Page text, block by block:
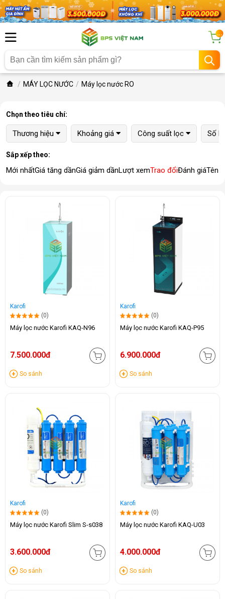
...
MÁY LỌC NƯỚC Máy lọc nước RO
Chọn theo tiêu chí:
Thương hiệu Khoảng giá Công suất lọc Số
Sắp xếp theo:
Mới nhấtGiá tăng dầnGiá giảm dầnLượt xemTrao đổiĐánh giáTên
Karofi
(0)
Máy lọc nước Karofi KAQ-N96
7.500.000đ
So sánh
Karofi
(0)
Máy lọc nước Karofi KAQ-P95
6.900.000đ
So sánh
Karofi
(0)
Máy lọc nước Karofi Slim S-s038
3.600.000đ
So sánh
Karofi
(0)
Máy lọc nước Karofi KAQ-U03
4.000.000đ
So sánh